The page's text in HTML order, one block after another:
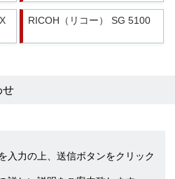
RICOH（リコー） SG 5100
せ
入力の上、送信ボタンをクリック